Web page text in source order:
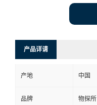
产品详请
产地 中国
品牌 物探所